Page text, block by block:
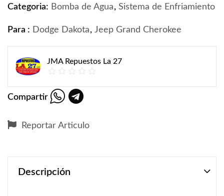
Categoria: Bomba de Agua, Sistema de Enfriamiento
Para : Dodge Dakota, Jeep Grand Cherokee
JMA Repuestos La 27
Compartir
Reportar Articulo
Descripción